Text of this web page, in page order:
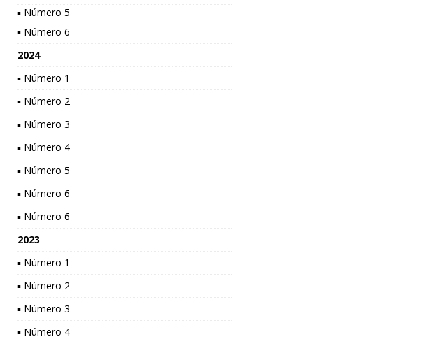
▪ Número 5
▪ Número 6
2024
▪ Número 1
▪ Número 2
▪ Número 3
▪ Número 4
▪ Número 5
▪ Número 6
▪ Número 6
2023
▪ Número 1
▪ Número 2
▪ Número 3
▪ Número 4